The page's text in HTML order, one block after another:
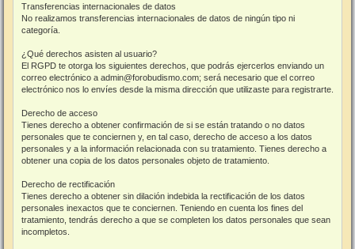
Transferencias internacionales de datos
No realizamos transferencias internacionales de datos de ningún tipo ni
categoría.
¿Qué derechos asisten al usuario?
El RGPD te otorga los siguientes derechos, que podrás ejercerlos enviando un
correo electrónico a admin@forobudismo.com; será necesario que el correo
electrónico nos lo envíes desde la misma dirección que utilizaste para registrarte.
Derecho de acceso
Tienes derecho a obtener confirmación de si se están tratando o no datos
personales que te conciernen y, en tal caso, derecho de acceso a los datos
personales y a la información relacionada con su tratamiento. Tienes derecho a
obtener una copia de los datos personales objeto de tratamiento.
Derecho de rectificación
Tienes derecho a obtener sin dilación indebida la rectificación de los datos
personales inexactos que te conciernen. Teniendo en cuenta los fines del
tratamiento, tendrás derecho a que se completen los datos personales que sean
incompletos.